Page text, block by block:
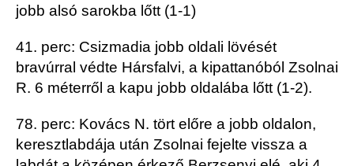
jobb alsó sarokba lőtt (1-1)
41. perc: Csizmadia jobb oldali lövését
bravúrral védte Hársfalvi, a kipattanóból Zsolnai
R. 6 méterről a kapu jobb oldalába lőtt (1-2).
78. perc: Kovács N. tört előre a jobb oldalon,
keresztlabdája után Zsolnai fejelte vissza a